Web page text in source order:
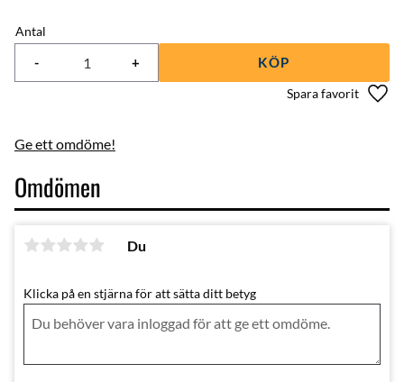
Antal
+
- KÖP
Ge ett omdöme!
Omdömen
Du
Klicka på en stjärna för att sätta ditt betyg